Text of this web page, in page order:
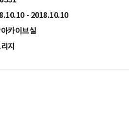
- 2018.10.10
카이브실
지